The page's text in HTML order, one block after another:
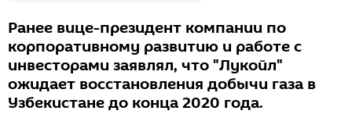
Ранее вице-президент компании по
корпоративному развитию и работе с
инвесторами заявлял, что "Лукойл"
ожидает восстановления добычи газа в
Узбекистане до конца 2020 года.